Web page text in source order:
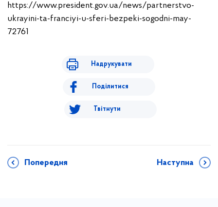
https://www.president.gov.ua/news/partnerstvo-
ukrayini-ta-franciyi-u-sferi-bezpeki-sogodni-may-
72761
Надрукувати
Поділитися
Твітнути
Попередня Наступна